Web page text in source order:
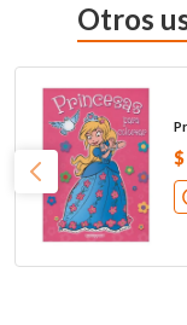
Otros
$